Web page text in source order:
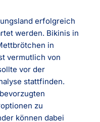
erfolgreich
werden. Bikinis in
in
vermutlich von
vor der
stattfinden.
zu
können dabei